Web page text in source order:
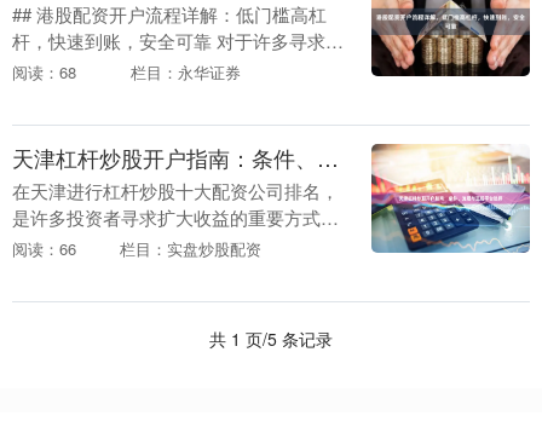
## 港股配资开户流程详解：低门槛高杠
杆，快速到账，安全可靠 对于许多寻求扩
大投资回报的港股投资者而言，“配资”是
意味着以较....
阅读：68 栏目：永华证券
天津杠杆炒股开户指南：条件、流程与正规平台选择
在天津进行杠杆炒股十大配资公司排名，
是许多投资者寻求扩大收益的重要方式。
然而，杠杆交易既可能放大收益，也可能
择正规平台至关重....
阅读：66 栏目：实盘炒股配资
共 1 页/5 条记录